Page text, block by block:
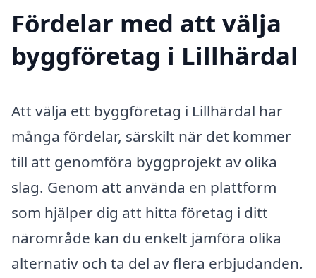
Fördelar med att välja
byggföretag i Lillhärdal
Att välja ett byggföretag i Lillhärdal har
många fördelar, särskilt när det kommer
till att genomföra byggprojekt av olika
slag. Genom att använda en plattform
som hjälper dig att hitta företag i ditt
närområde kan du enkelt jämföra olika
alternativ och ta del av flera erbjudanden.